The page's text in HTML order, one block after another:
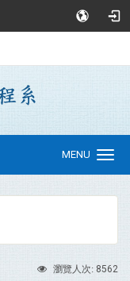
MENU
瀏覽人次: 8562